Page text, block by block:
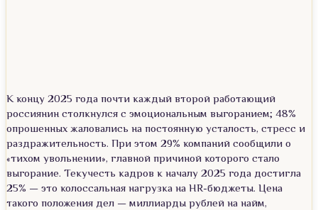
К концу 2025 года почти каждый второй работающий
россиянин столкнулся с эмоциональным выгоранием; 48%
опрошенных жаловались на постоянную усталость, стресс и
раздражительность. При этом 29% компаний сообщили о
«тихом увольнении», главной причиной которого стало
выгорание. Текучесть кадров к началу 2025 года достигла
25% — это колоссальная нагрузка на HR-бюджеты. Цена
такого положения дел — миллиарды рублей на найм,